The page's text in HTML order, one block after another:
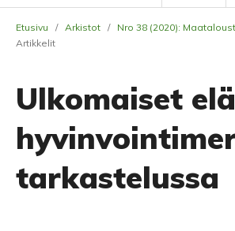
Etusivu / Arkistot / Nro 38 (2020):
Artikkelit
Ulkomaiset
tarkastelussa